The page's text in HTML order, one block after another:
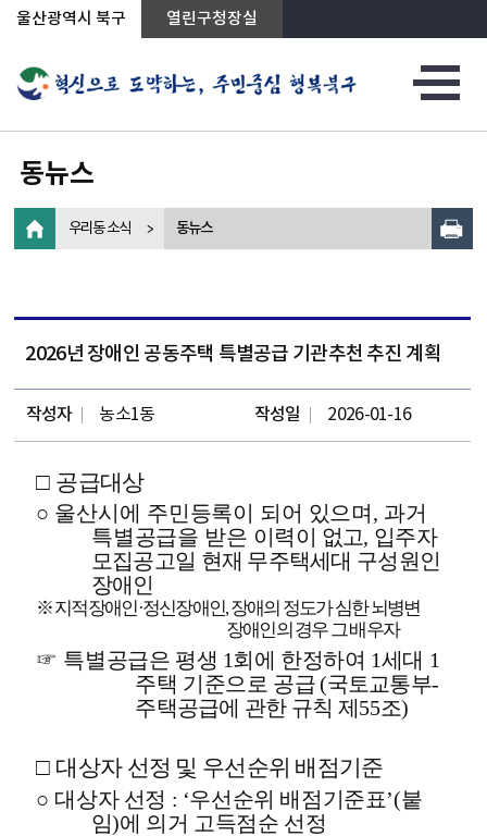
상단메뉴로 바로가기
전체메뉴로 바로가기
왼쪽메뉴로 바로가기
본문으로 바로가기
울산광역시 북구 열린구청장실
동뉴스
우리동 소식 동뉴스
2026년 장애인 공동주택 특별공급 기관추천 추진 계획
작성자 농소1동 작성일 2026-01-16
□ 공급대상
○ 울산시에 주민등록이 되어 있으며 , 과거
특별공급을 받은 이력이
없고, 입주자
모집공고일 현재 무주택세대 구성원인
장애인
※지적장애인·정신장애인,장애의 정도가 심한 뇌병변
장애인의 경우 그 배우자
☞ 특별공급은 평생 1회에 한정하여 1세대 1
주택 기준으로 공급(국토교통부-
주택공급에 관한 규칙 제 55조)
□ 대상자 선정 및 우선순위 배점기준
○ 대상자 선정 : ‘우선순위 배점기준표’(붙
임)에 의거 고득점순 선정